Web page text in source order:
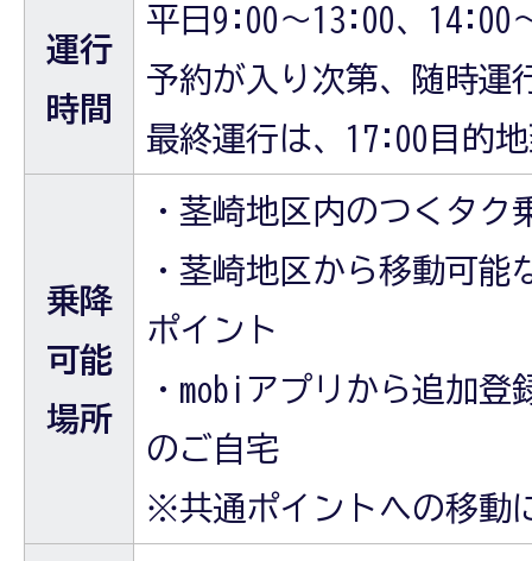
運行
時間
平日9:00～13:00、14:00
予約が入り次第、随時運
最終運行は、17:00目的
乗降
可能
場所
・茎崎地区内のつくタク
・茎崎地区から移動可
ポイント
・mobiアプリから追加
のご自宅
※共通ポイントへの移動